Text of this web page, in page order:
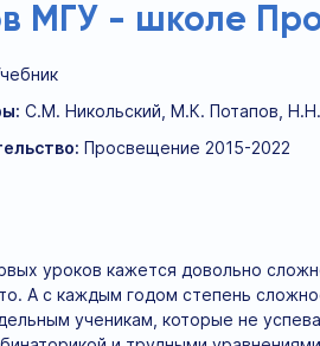
МГУ - школе
С.М. Никольский, М.К. Потапов,
Просвещение 2015-2022
уроков кажется довольно
А с каждым годом степень
ученикам, которые не